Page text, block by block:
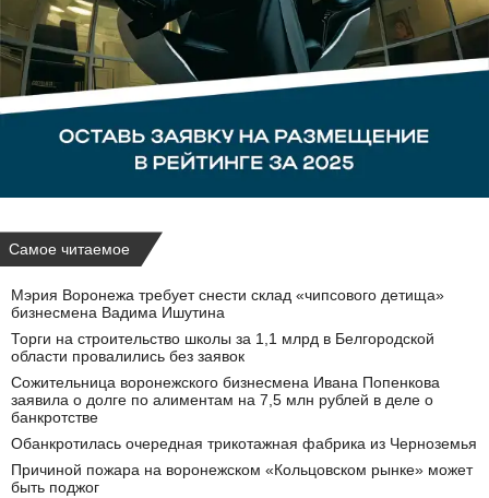
Самое читаемое
Мэрия Воронежа требует снести склад «чипсового детища»
бизнесмена Вадима Ишутина
Торги на строительство школы за 1,1 млрд в Белгородской
области провалились без заявок
Сожительница воронежского бизнесмена Ивана Попенкова
заявила о долге по алиментам на 7,5 млн рублей в деле о
банкротстве
Обанкротилась очередная трикотажная фабрика из Черноземья
Причиной пожара на воронежском «Кольцовском рынке» может
быть поджог